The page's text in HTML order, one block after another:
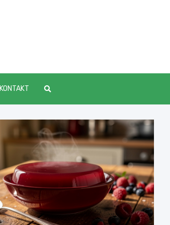
KONTAKT